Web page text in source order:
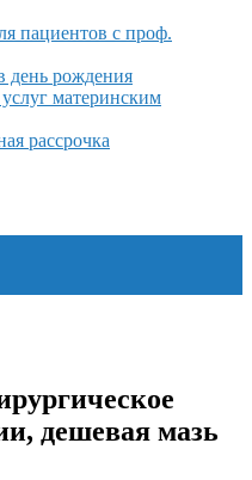
пациентов с проф.
день рождения
материнским
рассрочка
дешевая мазь